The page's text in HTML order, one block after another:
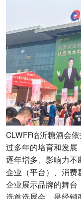
CLWFF临沂糖酒会
过多年的培育和发展
逐年增多、影响力不
企业（平台）、消费
企业展示品牌的舞台
选首选展会，是经销